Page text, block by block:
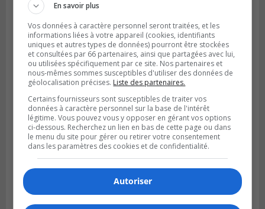
LONGUEUIL
Publié le 5 août 2026 à 08h38
Les Ducs s’inclinent 4‑3 face à ABC 16U
dans un match serré à Longueuil
En savoir plus
Vos données à caractère personnel seront traitées, et les
informations liées à votre appareil (cookies, identifiants
uniques et autres types de données) pourront être stockées
et consultées par 66 partenaires, ainsi que partagées avec lui,
ou utilisées spécifiquement par ce site. Nos partenaires et
nous-mêmes sommes susceptibles d'utiliser des données de
géolocalisation précises. Liste des partenaires.
Certains fournisseurs sont susceptibles de traiter vos
données à caractère personnel sur la base de l'intérêt
légitime. Vous pouvez vous y opposer en gérant vos options
ci-dessous. Recherchez un lien en bas de cette page ou dans
le menu du site pour gérer ou retirer votre consentement
dans les paramètres des cookies et de confidentialité.
Autoriser